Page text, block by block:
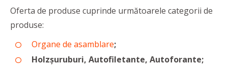
Oferta de produse cuprinde următoarele categorii de
produse:
Organe de asamblare;
Holzşuruburi, Autofiletante, Autoforante;